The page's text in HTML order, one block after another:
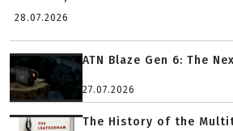
28.07.2026
ATN Blaze Gen 6: The
27.07.2026
The History of the